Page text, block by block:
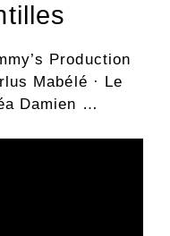
Production
Mabélé · Le
Damien …